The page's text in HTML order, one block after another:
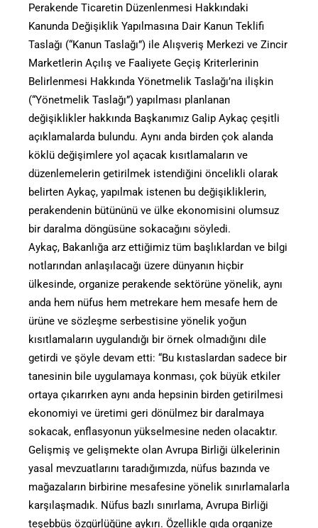
Perakende Ticaretin Düzenlenmesi Hakkındaki
Kanunda Değişiklik Yapılmasına Dair Kanun Teklifi
Taslağı (“Kanun Taslağı”) ile Alışveriş Merkezi ve Zincir
Marketlerin Açılış ve Faaliyete Geçiş Kriterlerinin
Belirlenmesi Hakkında Yönetmelik Taslağı’na ilişkin
(“Yönetmelik Taslağı”) yapılması planlanan
değişiklikler hakkında Başkanımız Galip Aykaç çeşitli
açıklamalarda bulundu. Aynı anda birden çok alanda
köklü değişimlere yol açacak kısıtlamaların ve
düzenlemelerin getirilmek istendiğini öncelikli olarak
belirten Aykaç, yapılmak istenen bu değişikliklerin,
perakendenin bütününü ve ülke ekonomisini olumsuz
bir daralma döngüsüne sokacağını söyledi.
Aykaç, Bakanlığa arz ettiğimiz tüm başlıklardan ve bilgi
notlarından anlaşılacağı üzere dünyanın hiçbir
ülkesinde, organize perakende sektörüne yönelik, aynı
anda hem nüfus hem metrekare hem mesafe hem de
ürüne ve sözleşme serbestisine yönelik yoğun
kısıtlamaların uygulandığı bir örnek olmadığını dile
getirdi ve şöyle devam etti: “Bu kıstaslardan sadece bir
tanesinin bile uygulamaya konması, çok büyük etkiler
ortaya çıkarırken aynı anda hepsinin birden getirilmesi
ekonomiyi ve üretimi geri dönülmez bir daralmaya
sokacak, enflasyonun yükselmesine neden olacaktır.
Gelişmiş ve gelişmekte olan Avrupa Birliği ülkelerinin
yasal mevzuatlarını taradığımızda, nüfus bazında ve
mağazaların birbirine mesafesine yönelik sınırlamalarla
karşılaşmadık. Nüfus bazlı sınırlama, Avrupa Birliği
teşebbüs özgürlüğüne aykırı. Özellikle gıda organize